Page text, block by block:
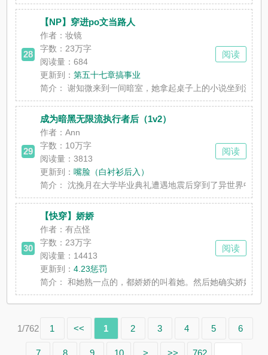
28
【NP】穿进po文当路人
作者：妆镜
字数： 23万字
阅读量：684
更新到：第五十七章搞事业
简介：
谢知微来到一间暗室，她拿起桌子上的小说坐到沙发
阅读
29
成为暗黑无限流执行者后（1v2）
作者：Ann
字数： 10万字
阅读量：3813
更新到：嘴脸（白衬衫后入）
简介：
沈挽月在大学毕业典礼遭遇地震后穿到了异世界中，
阅读
30
【快穿】娇娇
作者：有点怪
字数： 23万字
阅读量：14413
更新到：4.23惩罚
简介：
和她熟一点的，都娇娇的叫着她。然后她确实娇娇弱
阅读
1/762 1 << 1 2 3 4 5 6
7 8 9 10 > >> 762